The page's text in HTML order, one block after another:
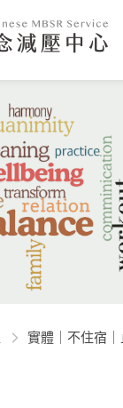
實體｜不住宿